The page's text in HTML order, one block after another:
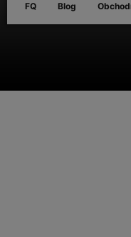
FQ Blog